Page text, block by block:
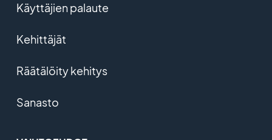
Käyttäjien palaute
Kehittäjät
Räätälöity kehitys
Sanasto